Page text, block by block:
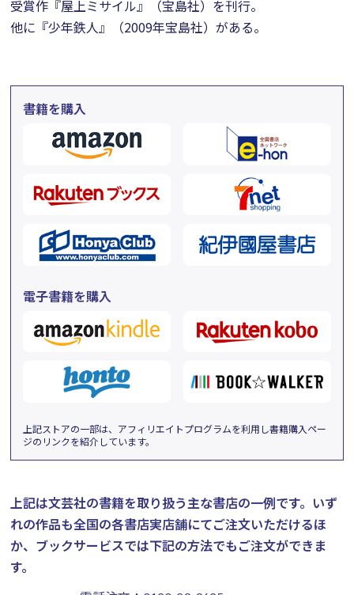
受賞作『屋上ミサイル』（宝島社）を刊行。
他に『少年鉄人』（2009年宝島社）がある。
書籍を購入
電子書籍を購入
上記ストアの一部は、アフィリエイトプログラムを利用し書籍購入ペー
ジのリンクを紹介しています。
上記は文芸社の書籍を取り扱う主な書店の一例です。 いず
れの作品も全国の各書店実店舗にてご注文いただけるほ
か、ブックサービスでは下記の方法でもご注文ができま
す。